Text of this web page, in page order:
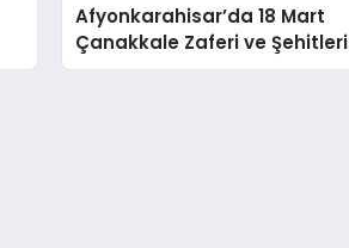
Afyonkarahisar’da 18 Mart
Çanakkale Zaferi ve Şehitleri
Anma Günü Satranç